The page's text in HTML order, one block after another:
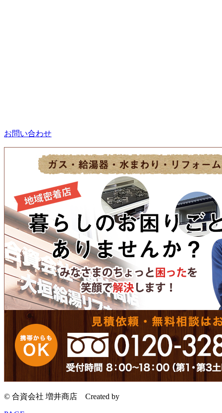
お問い合わせ
© 合資会社 増井商店 Created by